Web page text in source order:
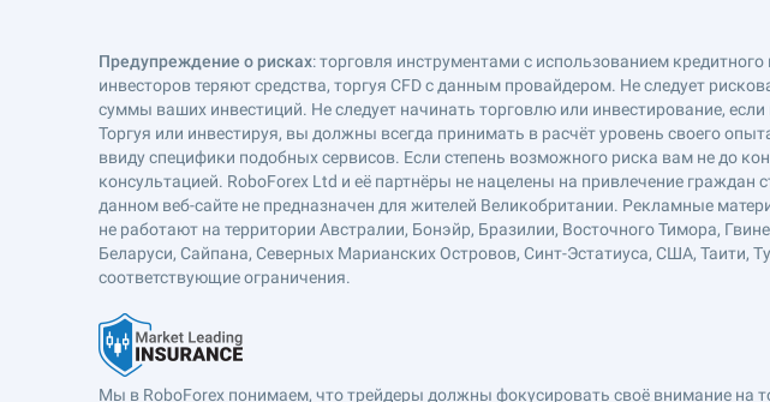
Предупреждение о рисках: торговля инструментами с использованием
инвесторов теряют средства, торгуя CFD с данным провайдером. Не следует
суммы ваших инвестиций. Не следует начинать торговлю или инвестирование,
Торгуя или инвестируя, вы должны всегда принимать в расчёт уровень своего
ввиду специфики подобных сервисов. Если степень возможного риска вам не до
консультацией. RoboForex Ltd и её партнёры не нацелены на привлечение
данном веб-сайте не предназначен для жителей Великобритании. Рекламные
не работают на территории Австралии, Бонэйр, Бразилии, Восточного Тимора,
Беларуси, Сайпана, Северных Марианских Островов, Синт-Эстатиуса, США,
соответствующие ограничения.
Мы в RoboForex понимаем, что трейдеры должны фокусировать своё внимание на